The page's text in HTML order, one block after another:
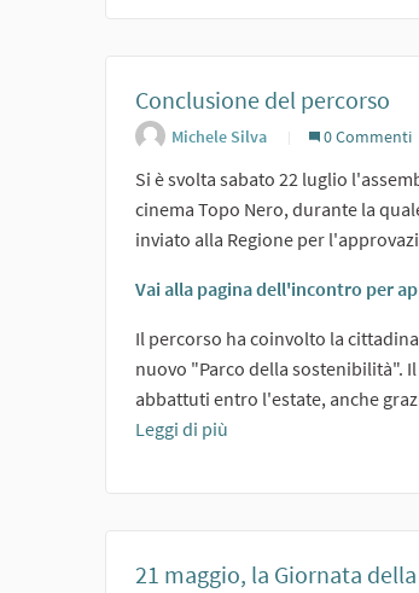
Conclusione del percorso
Michele Silva 0 Commenti
Si è svolta sabato 22 luglio
cinema Topo Nero, durante la
inviato alla Regione per
Vai alla pagina dell'incontro per
Il percorso ha coinvolto la
nuovo "Parco della sostenibilità".
abbattuti entro l'estate, anche
Leggi di più
21 maggio, la Giornata